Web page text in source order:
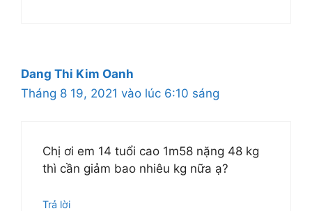
Dang Thi Kim Oanh
Tháng 8 19, 2021 vào lúc 6:10 sáng
Chị ơi em 14 tuổi cao 1m58 nặng 48 kg
thì cần giảm bao nhiêu kg nữa ạ?
Trả lời